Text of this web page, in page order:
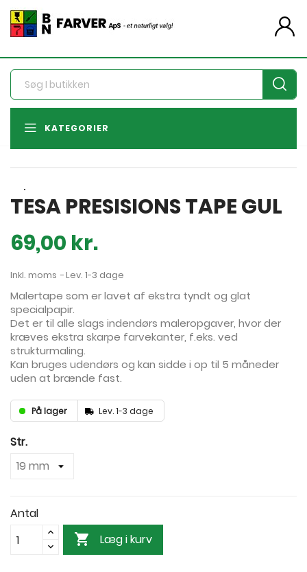
person
KATEGORIER
TESA PRESISIONS TAPE GUL
69,00 kr.
Inkl. moms Lev. 1-3 dage
Malertape som er lavet af ekstra tyndt og glat
specialpapir.
Det er til alle slags indendørs maleropgaver, hvor der
kræves ekstra skarpe farvekanter, f.eks. ved
strukturmaling.
Kan bruges udendørs og kan sidde i op til 5 måneder
uden at brænde fast.
På lager Lev. 1-3 dage
Str.
Antal
 Læg i kurv